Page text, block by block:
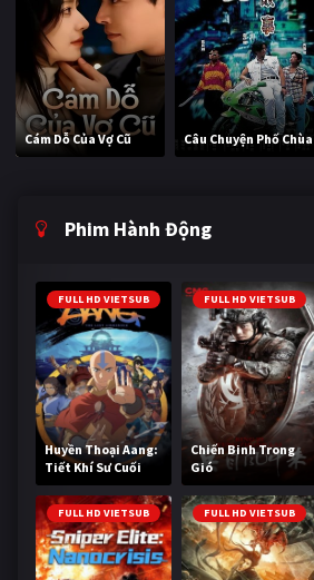
Cám Dỗ Của Vợ Cũ Câu Chuyện Phố Chùa
Phim Hành Động
FULL HD VIETSUB
Huyền Thoại Aang:
Tiết Khí Sư Cuối
Cùng
FULL HD VIETSUB
Chiến Binh Trong
Gió
FULL HD VIETSUB FULL HD VIETSUB